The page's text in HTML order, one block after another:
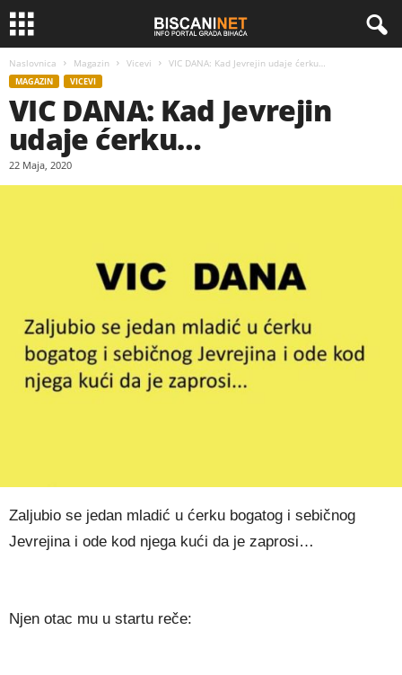
Naslovnica Magazin Vicevi VIC DANA: Kad Jevrejin udaje ćerku…
MAGAZIN VICEVI
VIC DANA: Kad Jevrejin
udaje ćerku…
22 Maja, 2020
Zaljubio se jedan mladić u ćerku bogatog i sebičnog
Jevrejina i ode kod njega kući da je zaprosi…
Njen otac mu u startu reče: